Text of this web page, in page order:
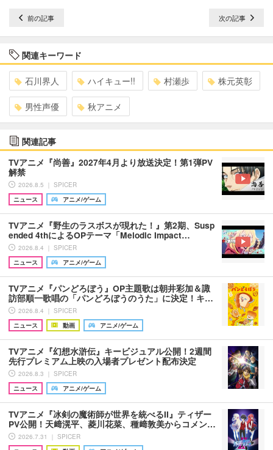
前の記事 次の記事
関連キーワード
石川界人 ハイキュー!! 村瀬歩 株元英彰
男性声優 秋アニメ
関連記事
TVアニメ『尚善』2027年4月より放送決定！第1弾PV
解禁
2026.8.5 ｜ SPICER
ニュース
アニメ/ゲーム
TVアニメ『野生のラスボスが現れた！』第2期、Susp
ended 4thによるOPテーマ「Melodic Impact…
2026.8.4 ｜ SPICER
ニュース
アニメ/ゲーム
TVアニメ『パンどろぼう』OP主題歌は朝井彩加＆諏
訪部順一歌唱の「パンどろぼうのうた」に決定！キ…
2026.8.4 ｜ SPICER
ニュース
動画 アニメ/ゲーム
TVアニメ『幻想水滸伝』キービジュアル公開！2週間
先行プレミアム上映の入場者プレゼント配布決定
2026.8.3 ｜ SPICER
ニュース
アニメ/ゲーム
TVアニメ『冰剣の魔術師が世界を統べるII』ティザー
PV公開！天﨑滉平、菱川花菜、種﨑敦美からコメン…
2026.7.31 ｜ SPICER